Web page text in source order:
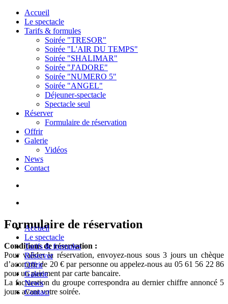
Accueil
Le spectacle
Tarifs & formules
Soirée "TRESOR"
Soirée "L'AIR DU TEMPS"
Soirée "SHALIMAR"
Soirée "J'ADORE"
Soirée "NUMERO 5"
Soirée "ANGEL"
Déjeuner-spectacle
Spectacle seul
Réserver
Formulaire de réservation
Offrir
Galerie
Vidéos
News
Contact
Accueil
Le spectacle
Tarifs & formules
Réserver
Offrir
Galerie
News
Contact
Formulaire de réservation
Conditions de réservation :
Pour valider la réservation, envoyez-nous sous 3 jours un chèque
d’acompte de 20 € par personne ou appelez-nous au 05 61 56 22 86
pour un paiement par carte bancaire.
La facturation du groupe correspondra au dernier chiffre annoncé 5
jours avant votre soirée.